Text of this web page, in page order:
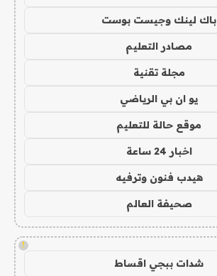
باك لينك وجيست بوست
مصادر التعليم
مجلة تقنية
يو ان بي الرياضي
موقع حالة للتعليم
اخبار 24 ساعة
هيدب فنون وترفيه
صحيفة العالم
!
شدات ببجي اقساط